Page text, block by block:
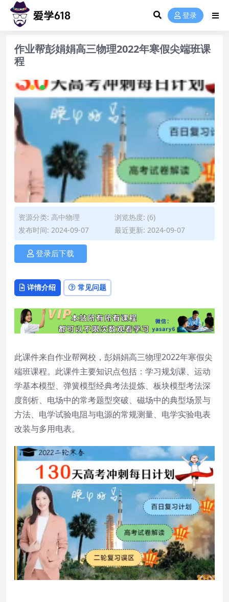
登录
作业帮彭娟娟高三物理2022年寒假尖端班课
程
资源分类: 高中物理
浏览热度: (6)
发布时间: 2024-09-07
最近更新: 2024-09-07
登录后下载
详情介绍 常见问题
此课件来自作业帮网校，彭娟娟高三物理2022年寒假尖
端班课程。此课件主要知识点包括：学习规划课、运动
学基本模型、弹簧模型经典考法提炼、板块模型考法深
度剖析、电场中的常考题型突破、磁场中的典型场景与
方法、电学试验电阻与电源的常规测量、电学实验电表
改装与多用电表。